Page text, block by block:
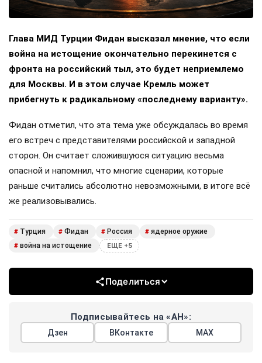
Глава МИД Турции Фидан высказал мнение, что если
война на истощение окончательно перекинется с
фронта на российский тыл, это будет неприемлемо
для Москвы. И в этом случае Кремль может
прибегнуть к радикальному «последнему варианту».
Фидан отметил, что эта тема уже обсуждалась во время
его встреч с представителями российской и западной
сторон. Он считает сложившуюся ситуацию весьма
опасной и напомнил, что многие сценарии, которые
раньше считались абсолютно невозможными, в итоге всё
же реализовывались.
# Турция # Фидан # Россия # ядерное оружие
# война на истощение ЕЩЕ +5
Поделиться
Подписывайтесь на «АН»:
Дзен ВКонтакте МАХ